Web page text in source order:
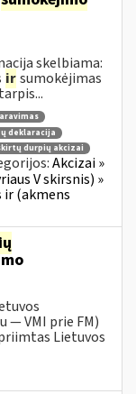
skelbiama:
irsumokėjimas
deklaracija
durpių akcizai
Akcizai »
V skirsnis) »
ir (akmens
— VMI prie FM)
Lietuvos